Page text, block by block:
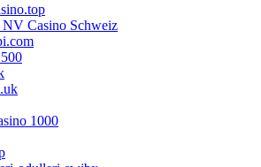
Casino Schweiz
1000